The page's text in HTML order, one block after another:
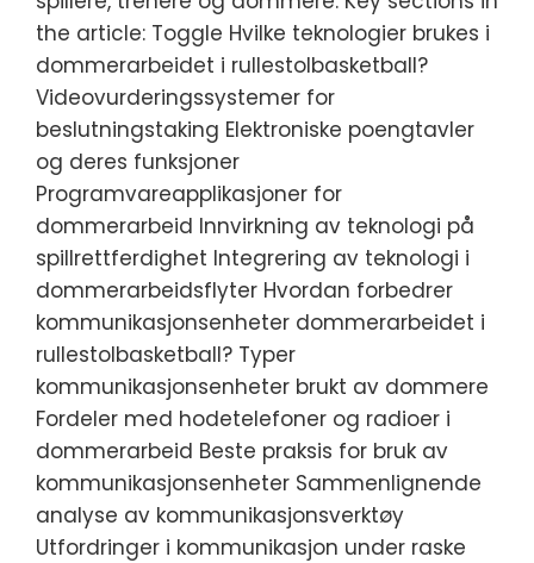
the article: Toggle Hvilke teknologier brukes i
dommerarbeidet i rullestolbasketball?
Videovurderingssystemer for
beslutningstaking Elektroniske poengtavler
og deres funksjoner
Programvareapplikasjoner for
dommerarbeid Innvirkning av teknologi på
spillrettferdighet Integrering av teknologi i
dommerarbeidsflyter Hvordan forbedrer
kommunikasjonsenheter dommerarbeidet i
rullestolbasketball? Typer
kommunikasjonsenheter brukt av dommere
Fordeler med hodetelefoner og radioer i
dommerarbeid Beste praksis for bruk av
kommunikasjonsenheter Sammenlignende
analyse av kommunikasjonsverktøy
Utfordringer i kommunikasjon under raske